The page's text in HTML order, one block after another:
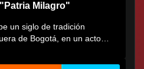
Milagro"
un siglo de tradición
de Bogotá, en un acto